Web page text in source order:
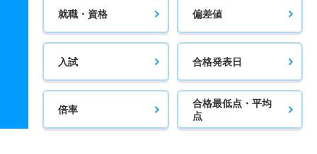
就職・資格 偏差値
入試 合格発表日
倍率
合格最低点・平均
点